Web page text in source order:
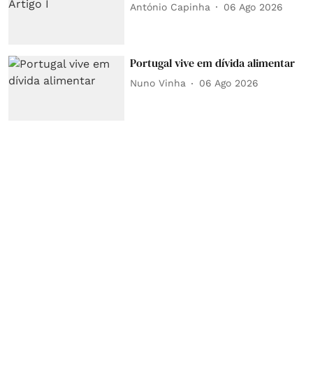
António Capinha 06 Ago 2026
Portugal vive em dívida alimentar
Nuno Vinha 06 Ago 2026